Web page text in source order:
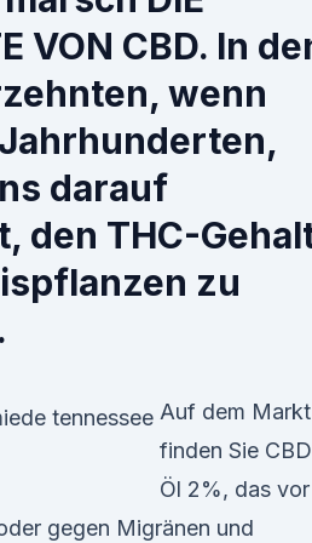
VON CBD. In
wenn
darauf
den THC-
zu
Auf dem Markt
finden Sie CBD
Öl 2%, das vor
gegen Migränen und